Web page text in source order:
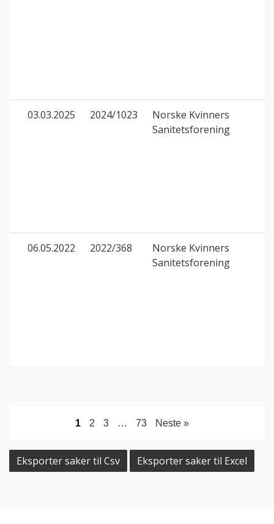
03.03.2025 2024/1023
Norske Kvinners
Sanitetsforening
06.05.2022 2022/368
Norske Kvinners
Sanitetsforening
1 2 3 … 73 Neste »
Eksporter saker til Csv Eksporter saker til Excel